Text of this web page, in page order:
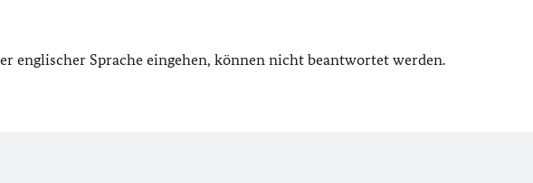
englischer Sprache eingehen, können nicht beantwortet werden.